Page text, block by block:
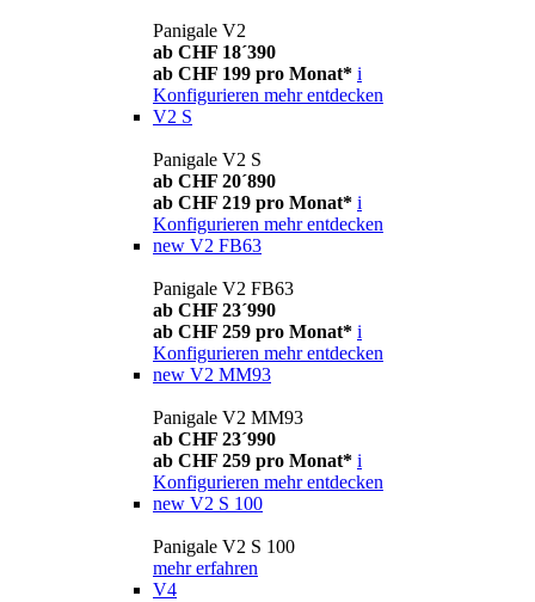
Panigale V2
ab CHF 18´390
ab CHF 199 pro Monat* i
Konfigurieren mehr entdecken
V2 S
Panigale V2 S
ab CHF 20´890
ab CHF 219 pro Monat* i
Konfigurieren mehr entdecken
new V2 FB63
Panigale V2 FB63
ab CHF 23´990
ab CHF 259 pro Monat* i
Konfigurieren mehr entdecken
new V2 MM93
Panigale V2 MM93
ab CHF 23´990
ab CHF 259 pro Monat* i
Konfigurieren mehr entdecken
new V2 S 100
Panigale V2 S 100
mehr erfahren
V4